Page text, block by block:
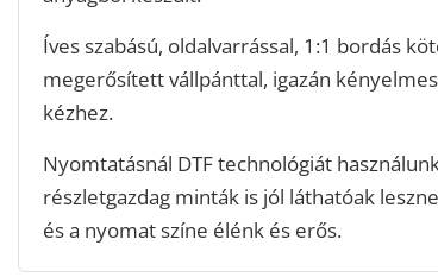
Íves szabású, oldalvarrással, 1:1 bordás
megerősített vállpánttal, igazán
kézhez.
Nyomtatásnál DTF technológiát
részletgazdag minták is jól láthatóak
és a nyomat színe élénk és erős.